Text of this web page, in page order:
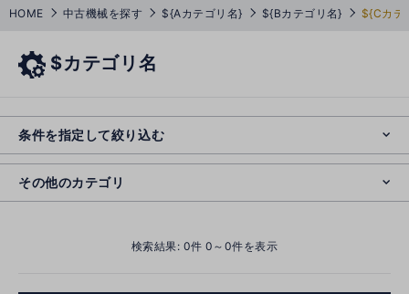
HOME 中古機械を探す ${Aカテゴリ名} ${Bカテゴリ名} ${Cカテ
$カテゴリ名
条件を指定して絞り込む
その他のカテゴリ
o
s
e
検索結果: 0件 0～0件を表示